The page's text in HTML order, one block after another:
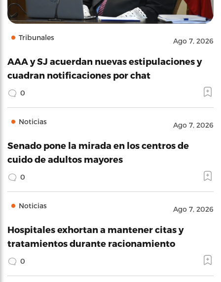
Tribunales Ago 7, 2026
AAA y SJ acuerdan nuevas estipulaciones y
cuadran notificaciones por chat
0
Noticias Ago 7, 2026
Senado pone la mirada en los centros de
cuido de adultos mayores
0
Noticias Ago 7, 2026
Hospitales exhortan a mantener citas y
tratamientos durante racionamiento
0